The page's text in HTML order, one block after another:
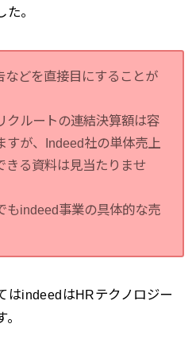
。
などを直接目にすることが
クルートの連結決算額は容
すが、Indeed社の単体売上
きる資料は見当たりませ
もindeed事業の具体的な売
はindeedはHRテクノロジー